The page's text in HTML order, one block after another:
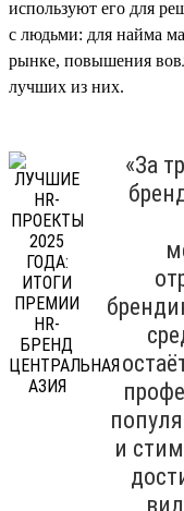
используют его для
с людьми: для найма
рынке, повышения
лучших из них.
«За
и